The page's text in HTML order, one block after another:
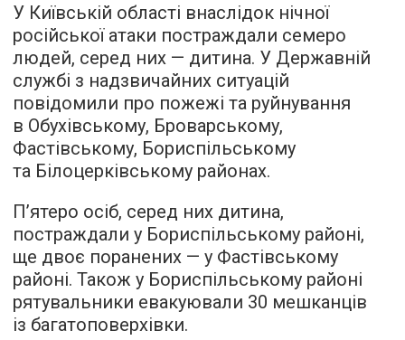
У Київській області внаслідок нічної
російської атаки постраждали семеро
людей, серед них — дитина. У Державній
службі з надзвичайних ситуацій
повідомили про пожежі та руйнування
в Обухівському, Броварському,
Фастівському, Бориспільському
та Білоцерківському районах.
П’ятеро осіб, серед них дитина,
постраждали у Бориспільському районі,
ще двоє поранених — у Фастівському
районі. Також у Бориспільському районі
рятувальники евакуювали 30 мешканців
із багатоповерхівки.